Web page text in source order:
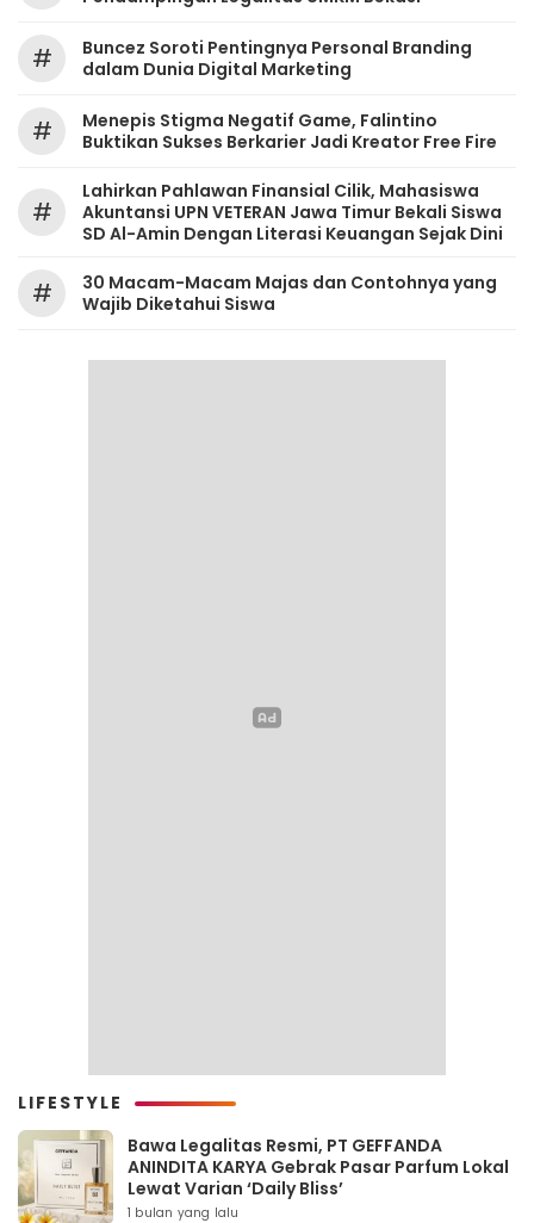
#
‎Buncez Soroti Pentingnya Personal Branding
dalam Dunia Digital Marketing
#
Menepis Stigma Negatif Game, Falintino
Buktikan Sukses Berkarier Jadi Kreator Free Fire
#
Lahirkan Pahlawan Finansial Cilik, Mahasiswa
Akuntansi UPN VETERAN Jawa Timur Bekali Siswa
SD Al-Amin Dengan Literasi Keuangan Sejak Dini
#
30 Macam-Macam Majas dan Contohnya yang
Wajib Diketahui Siswa
LIFESTYLE
Bawa Legalitas Resmi, PT GEFFANDA
ANINDITA KARYA Gebrak Pasar Parfum Lokal
Lewat Varian ‘Daily Bliss’
1 bulan yang lalu